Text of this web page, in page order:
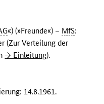
«) (»Freunde«) – MfS:
(Zur Verteilung der
→ Einleitung).
14.8.1961.